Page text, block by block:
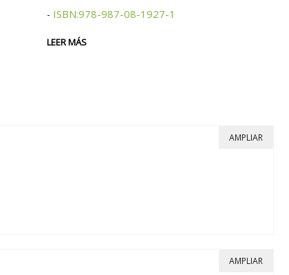
- ISBN:978-987-08-1927-1
LEER MÁS
AMPLIAR
AMPLIAR